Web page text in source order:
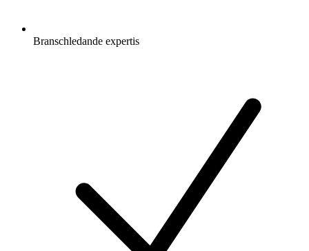
Branschledande expertis